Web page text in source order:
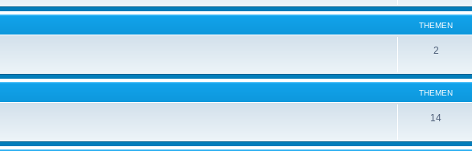
THEMEN
2
THEMEN
14